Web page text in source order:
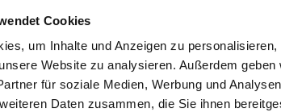
Cookies
um Inhalte und Anzeigen zu
Website zu analysieren. Außerdem
für soziale Medien, Werbung und
Daten zusammen, die Sie ihnen
134
134,5
più volte al giorno a intervalli regolari. La data di
comunicata nell’ultima fase prima di completare